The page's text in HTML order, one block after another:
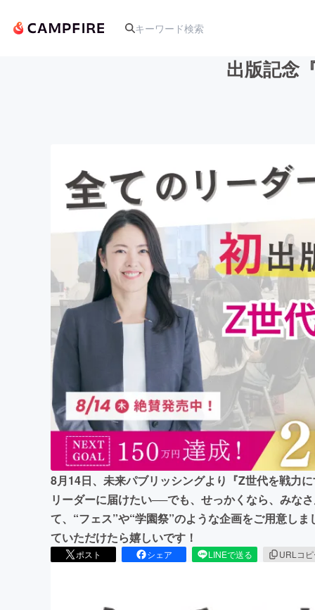
アート・写真
テクノロジー・ガジェット
映像・映画
ビジネス・起業
まちづくり・地域活性化
出版記念
8月14日、未来パブリッシングより『Z世代を戦力
リーダーに届けたい──でも、せっかくなら、みな
て、“フェス”や“学園祭”のような企画をご用意し
ていただけたら嬉しいです！
ポスト シェア LINEで送る URLコ